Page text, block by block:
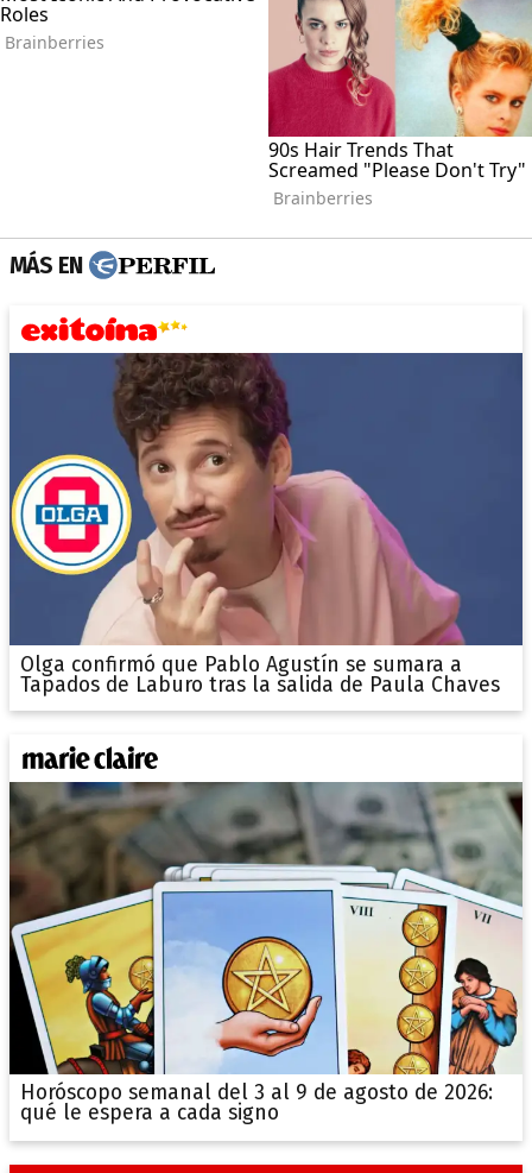
MÁS EN
Olga confirmó que Pablo Agustín se sumara a
Tapados de Laburo tras la salida de Paula Chaves
Horóscopo semanal del 3 al 9 de agosto de 2026:
qué le espera a cada signo